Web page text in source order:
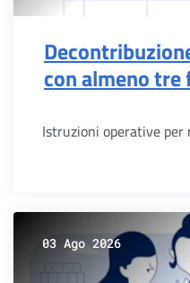
con almeno
Istruzioni operative per
03 Ago 2026